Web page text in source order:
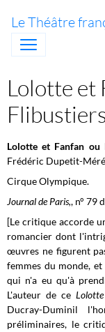
Le Théâtre
Lolotte et
Flibustiers
Lolotte et Fanfan ou
Frédéric Dupetit-
Cirque Olympique.
Journal de Paris,, n° 79
[Le critique accorde
romancier dont
œuvres ne figurent
femmes du monde, et
qui n'a eu qu'à
L'auteur de ce
Ducray-Duminil
préliminaires, le